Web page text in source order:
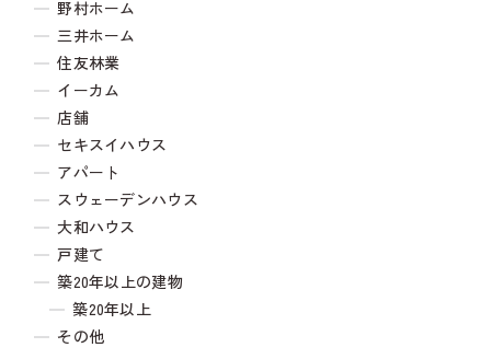
野村ホーム
三井ホーム
住友林業
イーカム
店舗
セキスイハウス
アパート
スウェーデンハウス
大和ハウス
戸建て
築20年以上の建物
築20年以上
その他